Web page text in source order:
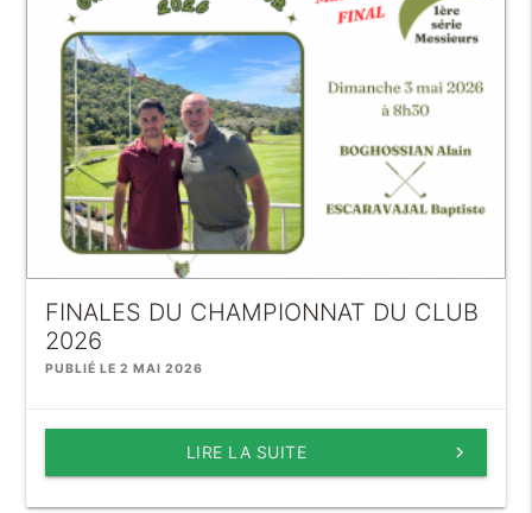
FINALES DU CHAMPIONNAT DU CLUB
2026
PUBLIÉ LE 2 MAI 2026
keyboard_arrow_right
LIRE LA SUITE